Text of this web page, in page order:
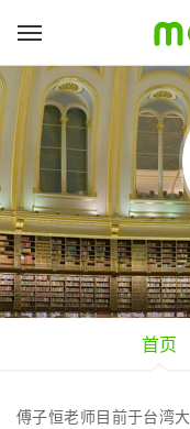
首页
傅子恒老师目前于台湾